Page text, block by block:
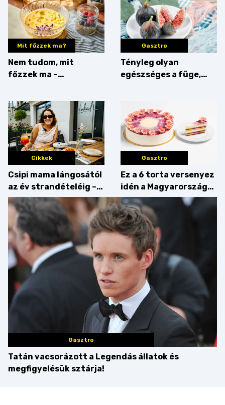
Mit főzzek ma?
Nem tudom, mit
főzzek ma –
Gasztro
Tényleg olyan
egészséges a füge,
Cikkek
Csipi mama lángosától
az év strandételéig –
idén is felzabáltuk a
Balaton déli partját
Gasztro
Ez a 6 torta versenyez
idén a Magyarország
tortája címért
Gasztro
Tatán vacsorázott a Legendás állatok és
megfigyelésük sztárja!